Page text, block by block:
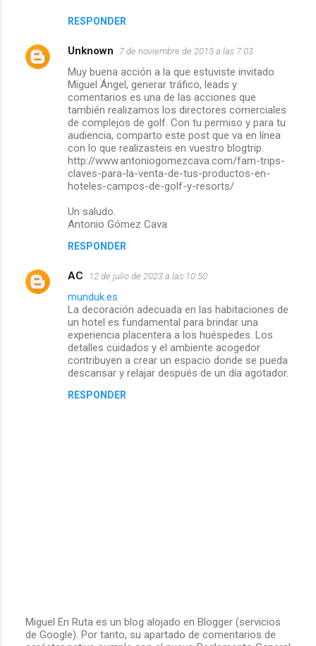
RESPONDER
Unknown 7 de noviembre de 2013 a las 7:03
Muy buena acción a la que estuviste invitado
Miguel Ángel, generar tráfico, leads y
comentarios es una de las acciones que
también realizamos los directores comerciales
de complejos de golf. Con tu permiso y para tu
audiencia, comparto este post que va en línea
con lo que realizasteis en vuestro blogtrip.
http://www.antoniogomezcava.com/fam-trips-
claves-para-la-venta-de-tus-productos-en-
hoteles-campos-de-golf-y-resorts/
Un saludo.
Antonio Gómez Cava
RESPONDER
AC 12 de julio de 2023 a las 10:50
munduk.es
La decoración adecuada en las habitaciones de
un hotel es fundamental para brindar una
experiencia placentera a los huéspedes. Los
detalles cuidados y el ambiente acogedor
contribuyen a crear un espacio donde se pueda
descansar y relajar después de un día agotador.
RESPONDER
P
Miguel En Ruta es un blog alojado en Blogger (servicios
de Google). Por tanto, su apartado de comentarios de